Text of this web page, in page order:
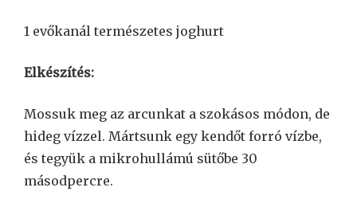
1 evőkanál természetes joghurt
Elkészítés:
Mossuk meg az arcunkat a szokásos módon, de
hideg vízzel. Mártsunk egy kendőt forró vízbe,
és tegyük a mikrohullámú sütőbe 30
másodpercre.